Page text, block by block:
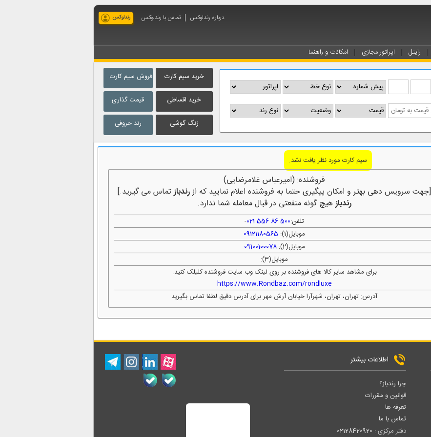
رندلوکس درباره رندلوکس تماس با رندلوکس
رایتل اپراتور مجازی امکانات و راهنما
فروش سیم کارت
قیمت گذاری
رند حروفی
خرید سیم کارت
خرید اقساطی
زنگ گوشی
سیم کارت مورد نظر یافت نشد.
فروشنده: (امیرعباس غلامرضایی)
[جهت سرویس دهی بهتر و امکان پیگیری حتما به فروشنده اعلام نمایید که ازرندبازتماس می گیرید.]
رندبازهیچ گونه منفعتی در قبال معامله شما ندارد.
تلفن:500 86 556 021
-
موبایل(1):
09121180565
موبایل(2):
09100100078
موبایل(3):
برای مشاهد سایر کالا های فروشنده بر روی لینک وب سایت فروشنده کلیلک کنید.
https://www.Rondbaz.com/rondluxe
آدرس: تهران، تهران، شهرآرا خیابان آرش مهر برای آدرس دقیق لطفا تماس بگیرید
اطلاعات بیشتر
چرا رندباز؟
قوانین و مقررات
تعرفه ها
تماس با ما
دفتر مرکزی : 02128420920